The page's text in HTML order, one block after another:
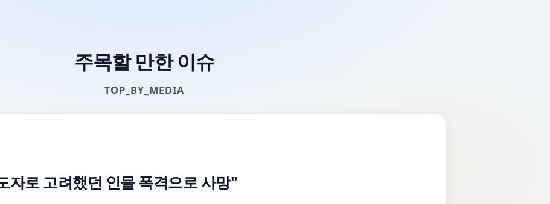
주목할 만한 이슈
TOP_BY_MEDIA
자로 고려했던 인물 폭격으로 사망"